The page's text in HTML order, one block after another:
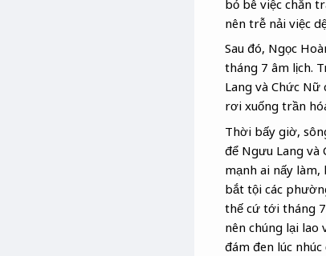
bỏ bê việc chăn
nên trễ nải việc
Sau đó, Ngọc
tháng 7 âm lịch.
Lang và Chức
rơi xuống trần
Thời bấy giờ,
để Ngưu Lang
mạnh ai nấy làm,
bắt tội các
thế cứ tới tháng
nên chúng lại lao
đám đen lúc